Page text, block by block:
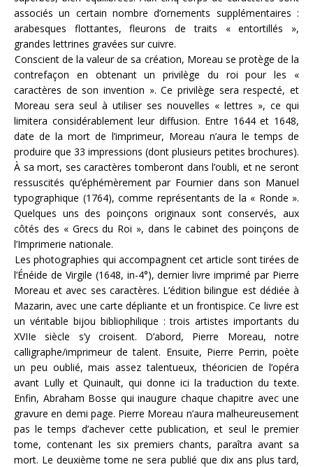
associés un certain nombre d’ornements supplémentaires :
arabesques flottantes, fleurons de traits « entortillés »,
grandes lettrines gravées sur cuivre.
Conscient de la valeur de sa création, Moreau se protège de la
contrefaçon en obtenant un privilège du roi pour les «
caractères de son invention ». Ce privilège sera respecté, et
Moreau sera seul à utiliser ses nouvelles « lettres », ce qui
limitera considérablement leur diffusion. Entre 1644 et 1648,
date de la mort de l’imprimeur, Moreau n’aura le temps de
produire que 33 impressions (dont plusieurs petites brochures).
À sa mort, ses caractères tomberont dans l’oubli, et ne seront
ressuscités qu’éphémèrement par Fournier dans son Manuel
typographique (1764), comme représentants de la « Ronde ».
Quelques uns des poinçons originaux sont conservés, aux
côtés des « Grecs du Roi », dans le cabinet des poinçons de
l’Imprimerie nationale.
Les photographies qui accompagnent cet article sont tirées de
l’Énéide de Virgile (1648, in-4°), dernier livre imprimé par Pierre
Moreau et avec ses caractères. L’édition bilingue est dédiée à
Mazarin, avec une carte dépliante et un frontispice. Ce livre est
un véritable bijou bibliophilique : trois artistes importants du
XVIIe siècle s’y croisent. D’abord, Pierre Moreau, notre
calligraphe/imprimeur de talent. Ensuite, Pierre Perrin, poète
un peu oublié, mais assez talentueux, théoricien de l’opéra
avant Lully et Quinault, qui donne ici la traduction du texte.
Enfin, Abraham Bosse qui inaugure chaque chapitre avec une
gravure en demi page. Pierre Moreau n’aura malheureusement
pas le temps d’achever cette publication, et seul le premier
tome, contenant les six premiers chants, paraîtra avant sa
mort. Le deuxième tome ne sera publié que dix ans plus tard,